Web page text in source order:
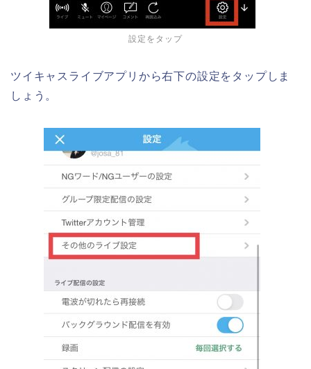
設定をタップ
ツイキャスライブアプリから右下の設定をタップしま
しょう。